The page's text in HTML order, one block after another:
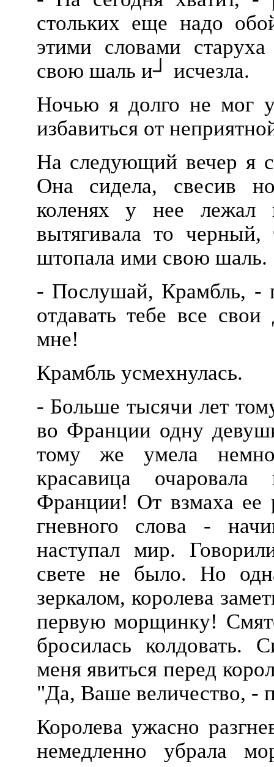
стольких еще надо
этими словами
свою шаль и┘ исчезла.
Ночью я долго не мог
избавиться от
На следующий вечер я
Она сидела, свесив
коленях у нее лежал
вытягивала то
штопала ими свою шаль.
- Послушай, Крамбль, -
отдавать тебе все
мне!
Крамбль усмехнулась.
- Больше тысячи лет
во Франции одну
тому же умела
красавица
Франции! От взмаха ее
гневного слова -
наступал мир.
свете не было. Но
зеркалом, королева
первую морщинку!
бросилась колдовать.
меня явиться перед
"Да, Ваше величество, -
Королева ужасно
немедленно убрала